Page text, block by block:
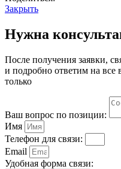
Закрыть
Нужна
После получения заявки,
и подробно ответим на
только
Ваш вопрос по позиции:
Имя
Телефон для связи:
Email
Удобная форма связи: